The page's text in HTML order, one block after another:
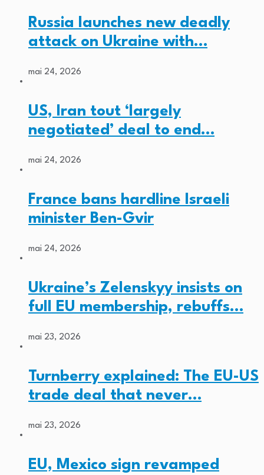
Russia launches new deadly
attack on Ukraine with…
mai 24, 2026
US, Iran tout ‘largely
negotiated’ deal to end…
mai 24, 2026
France bans hardline Israeli
minister Ben-Gvir
mai 24, 2026
Ukraine’s Zelenskyy insists on
full EU membership, rebuffs…
mai 23, 2026
Turnberry explained: The EU-US
trade deal that never…
mai 23, 2026
EU, Mexico sign revamped